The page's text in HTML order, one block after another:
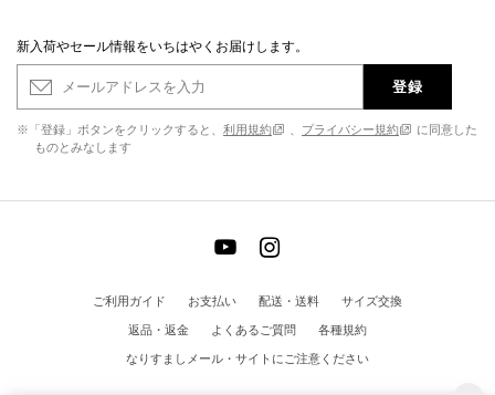
新入荷やセール情報をいちはやくお届けします。
登録
※「登録」ボタンをクリックすると、 利用規約 プライバシー規約
に同意した
ものとみなします
ご利用ガイド お支払い 配送・送料
サイズ交換
返品・返金
よくあるご質問
各種規約
なりすましメール・サイトにご注意ください